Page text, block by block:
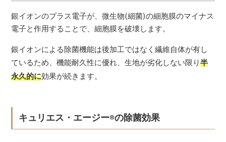
銀イオンのプラス電子が、微生物(細菌)の細胞膜のマイナス
電子と作用することで、細胞膜を破壊します。
銀イオンによる除菌機能は後加工ではなく繊維自体が有し
ているため、機能耐久性に優れ、生地が劣化しない限り半
永久的に効果が続きます。
キュリエス・エージー®の除菌効果